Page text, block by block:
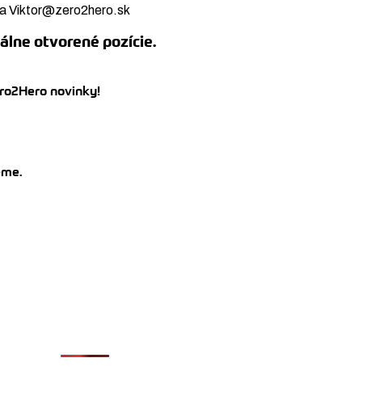
Viktor@zero2hero.sk
otvorené pozície.
novinky!